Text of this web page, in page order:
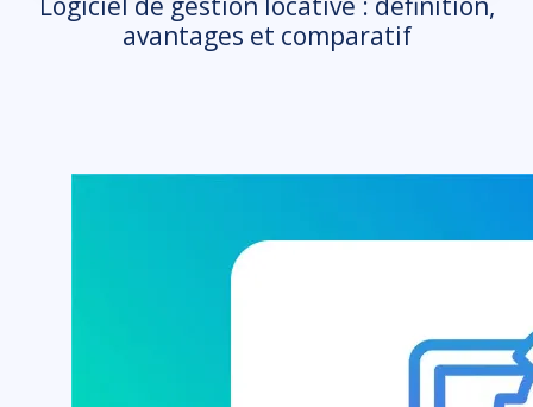
avantages et comparatif